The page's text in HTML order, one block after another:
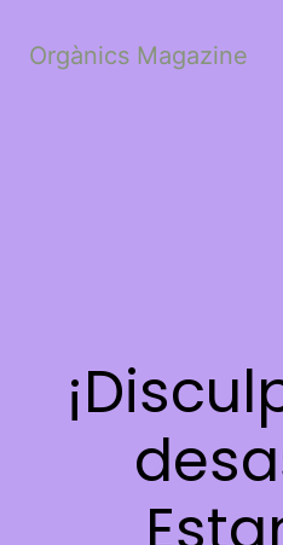
Orgànics Magazine